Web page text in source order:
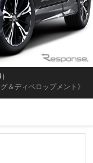
＆ディベロップメント》